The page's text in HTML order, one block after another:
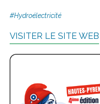
#Hydroélectricité
VISITER LE SITE WEB